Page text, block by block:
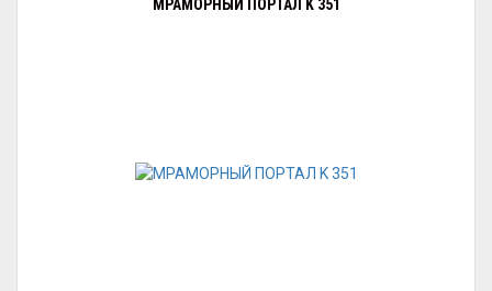
МРАМОРНЫЙ ПОРТАЛ K 351